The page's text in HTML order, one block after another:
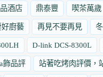
酒店 鼎泰豐 喫茶萬歲
廚藝 再見不要再見
D-link DCS-8300L
飾品評 站著吃烤肉評價，